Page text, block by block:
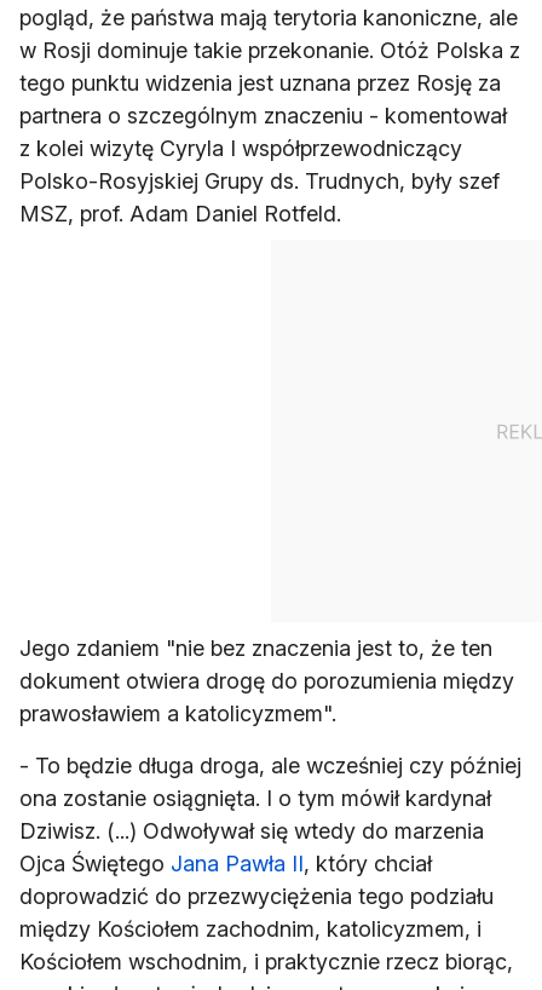
pogląd, że państwa mają terytoria kanoniczne, ale
w Rosji dominuje takie przekonanie. Otóż Polska z
tego punktu widzenia jest uznana przez Rosję za
partnera o szczególnym znaczeniu - komentował
z kolei wizytę Cyryla I współprzewodniczący
Polsko-Rosyjskiej Grupy ds. Trudnych, były szef
MSZ, prof. Adam Daniel Rotfeld.
Jego zdaniem "nie bez znaczenia jest to, że ten
dokument otwiera drogę do porozumienia między
prawosławiem a katolicyzmem".
- To będzie długa droga, ale wcześniej czy później
ona zostanie osiągnięta. I o tym mówił kardynał
Dziwisz. (...) Odwoływał się wtedy do marzenia
Ojca Świętego Jana Pawła II, który chciał
doprowadzić do przezwyciężenia tego podziału
między Kościołem zachodnim, katolicyzmem, i
Kościołem wschodnim, i praktycznie rzecz biorąc,